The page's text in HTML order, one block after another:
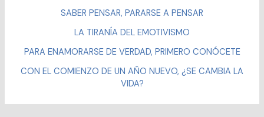
SABER PENSAR, PARARSE A PENSAR
LA TIRANÍA DEL EMOTIVISMO
PARA ENAMORARSE DE VERDAD, PRIMERO CONÓCETE
CON EL COMIENZO DE UN AÑO NUEVO, ¿SE CAMBIA LA
VIDA?